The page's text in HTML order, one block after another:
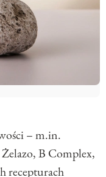
– m.in.
B Complex,
recepturach